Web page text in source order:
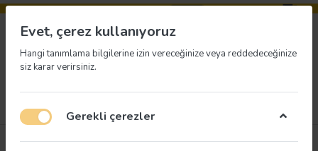
Evet, çerez kullanıyoruz
Hangi tanımlama bilgilerine izin vereceğinize veya reddedeceğinize
siz karar verirsiniz.
Gerekli çerezler